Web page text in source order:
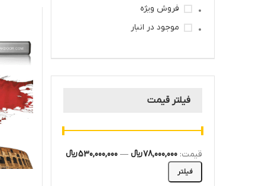
فروش ویژه
موجود در انبار
فیلتر قیمت
فیلتر
قیمت: 78,000,000 ﷼ — 530,000,000 ﷼